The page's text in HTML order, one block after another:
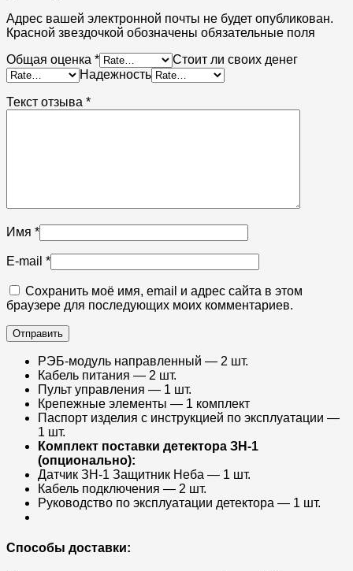
Адрес вашей электронной почты не будет опубликован.
Красной звездочкой обозначены обязательные поля
Общая оценка *
Стоит ли своих денег
Надежность
Текст отзыва *
Имя *
E-mail *
Сохранить моё имя, email и адрес сайта в этом
браузере для последующих моих комментариев.
РЭБ-модуль направленный — 2 шт.
Кабель питания — 2 шт.
Пульт управления — 1 шт.
Крепежные элементы — 1 комплект
Паспорт изделия с инструкцией по эксплуатации —
1 шт.
Комплект поставки детектора ЗН-1
(опционально):
Датчик ЗН-1 Защитник Неба — 1 шт.
Кабель подключения — 2 шт.
Руководство по эксплуатации детектора — 1 шт.
Способы доставки: